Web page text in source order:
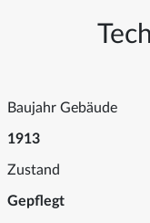
Baujahr Gebäude
1913
Zustand
Gepflegt